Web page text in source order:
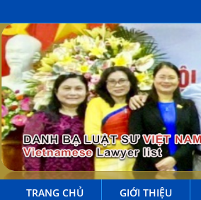
TRANG CHỦ GIỚI THIỆU